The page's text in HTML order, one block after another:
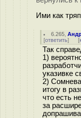
Ими как
6.265 ,
[ответить] [
Так
1)
указивке
2)
итогу в
что есть
за